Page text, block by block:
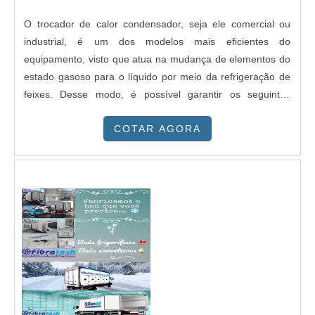
O trocador de calor condensador, seja ele comercial ou
industrial, é um dos modelos mais eficientes do
equipamento, visto que atua na mudança de elementos do
estado gasoso para o líquido por meio da refrigeração de
feixes. Desse modo, é possível garantir os seguintes
assertivo da temperatura;Aplicação em diferentes
PRODUTOExpondo de maneira breve, a atuação do
de substâncias encontradas dentro do próprio
condensador. Desse modo, acontece a passagem do vapor
quente para uma parte de resfriamento, que garantirá a
troca do calor e, consequentemente, a adaptação da
temperatura. Nesse contexto, é fundamental citar que a
escolha do melhor condensador demandará suporte
técnico especializado, visto que o produto é encontrado em
COTAR AGORA